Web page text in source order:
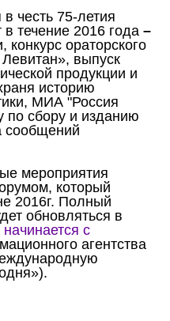
честь 75-летия
течение 2016 года –
конкурс ораторского
выпуск
продукции и
историю
МИА "Россия
по сбору и изданию
сообщений
мероприятия
который
2016г. Полный
обновляться в
с
агентства